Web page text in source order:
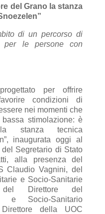
Grano la stanza
di un percorso di
per le persone con
per offrire
condizioni di
nei momenti che
stimolazione: è
stanza tecnica
inaugurata oggi al
Segretario di Stato
alla presenza del
Claudio Vagnini, del
e Socio-Sanitarie
del Direttore del
e Socio-Sanitario
della UOC